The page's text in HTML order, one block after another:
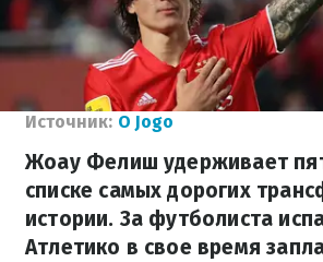
Источник: O Jogo
Жоау Фелиш удерживает
списке самых дорогих
истории. За футболиста
Атлетико в свое время